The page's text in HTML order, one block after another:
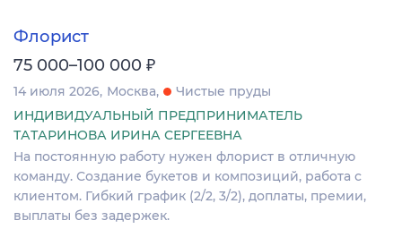
Флорист
75 000–100 000 ₽
14 июля 2026 Москва
Чистые пруды
ИНДИВИДУАЛЬНЫЙ ПРЕДПРИНИМАТЕЛЬ
ТАТАРИНОВА ИРИНА СЕРГЕЕВНА
На постоянную работу нужен флорист в отличную
команду. Создание букетов и композиций, работа с
клиентом. Гибкий график (2/2, 3/2), доплаты, премии,
выплаты без задержек.